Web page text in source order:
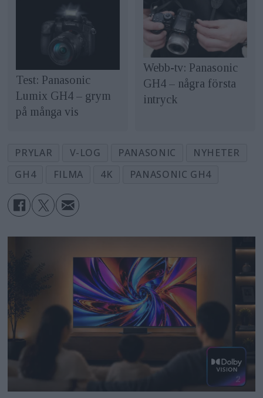
Test: Panasonic
Lumix GH4 – grym
på många vis
Webb-tv: Panasonic
GH4 – några första
intryck
PRYLAR V-LOG PANASONIC
NYHETER
GH4
FILMA 4K PANASONIC GH4